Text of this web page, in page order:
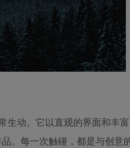
生动。它以直观的界面和丰富
。每一次触碰，都是与创意